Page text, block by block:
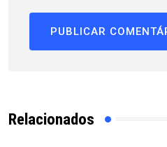
Relacionados